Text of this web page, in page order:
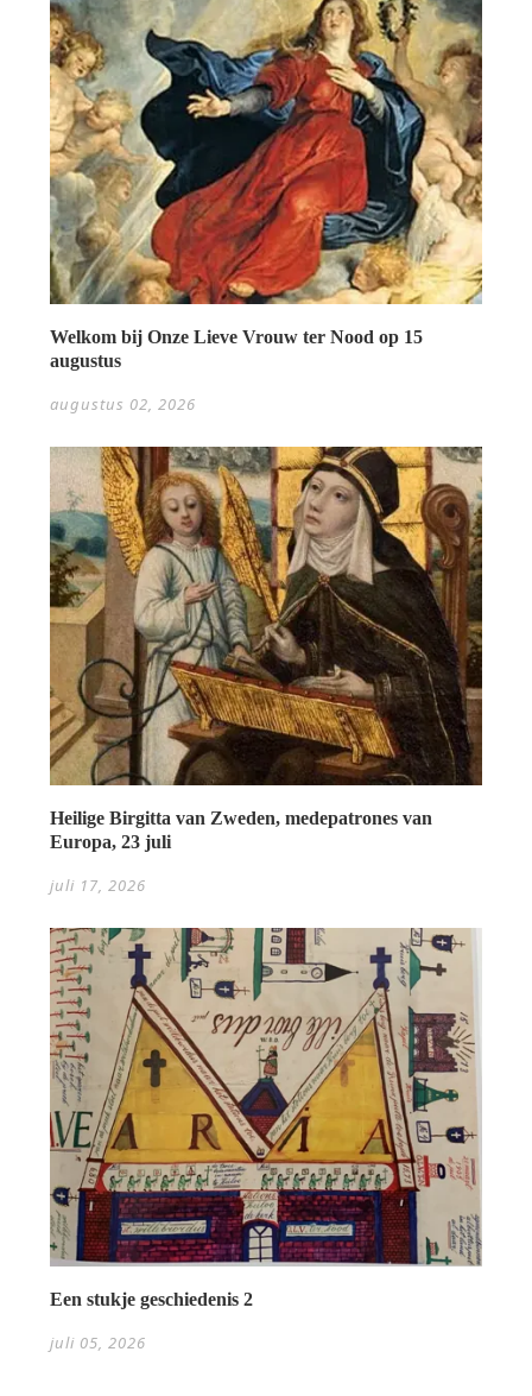
Welkom bij Onze Lieve Vrouw ter Nood op 15
augustus
augustus 02, 2026
Heilige Birgitta van Zweden, medepatrones van
Europa, 23 juli
juli 17, 2026
Een stukje geschiedenis 2
juli 05, 2026